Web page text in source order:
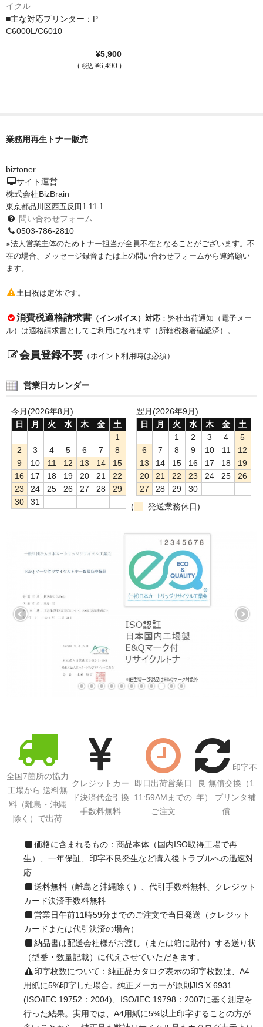
イクル
■主な対応プリンター：P
C6000L/C6010
¥5,900
( 税込 ¥6,490 )
業務用再生トナー販売
biztoner
サイト運営
株式会社BizBrain
東京都品川区西五反田1-11-1
問い合わせフォーム
0503-786-2810
※法人営業主体のためトナー担当が全員不在となることがございます。不
在の場合、メッセージ録音または上の問い合わせフォームから連絡願い
ます。
土日祝は定休です。
消費税適格請求書 （インボイス）対応 ：弊社出荷通知（電子メー
ル）は適格請求書としてご利用になれます（所轄税務署確認済）。
会員登録不要 （ポイント利用時は必須）
営業日カレンダー
今月(2026年8月)
日
月 火 水 木 金
土
1
2
3 4 5 6 7
8
9
10 11 12 13 14
15
16
17 18 19 20 21
22
23
24 25 26 27 28
29
30
31
翌月(2026年9月)
日
月 火 水 木 金
土
1
2 3 4
5
6
7 8 9 10 11
12
13
14 15 16 17 18
19
20
21 22 23 24 25
26
27
28 29
30
(
発送業務休日)
全国7箇所の協力
工場から 送料無
料（離島・沖縄
除く）で出荷
クレジットカー
ド決済代金引換
手数料無料
即日出荷営業日
11:59AMまでの
ご注文
印字不
良 無償交換（1
年） プリンタ補
償
価格に含まれるもの：商品本体（国内ISO取得工場で再
生）、一年保証、印字不良発生など購入後トラブルへの迅速対
応
送料無料（離島と沖縄除く）、代引手数料無料、クレジット
カード決済手数料無料
営業日午前11時59分までのご注文で当日発送（クレジット
カードまたは代引決済の場合）
納品書は配送会社様がお渡し（または箱に貼付）する送り状
（型番・数量記載）に代えさせていただきます。
印字枚数について：純正品カタログ表示の印字枚数は、A4
用紙に5%印字した場合。純正メーカーが原則JIS X 6931
(ISO/IEC 19752：2004)、ISO/IEC 19798：2007に基く測定を
行った結果。実用では、A4用紙に5%以上印字することの方が